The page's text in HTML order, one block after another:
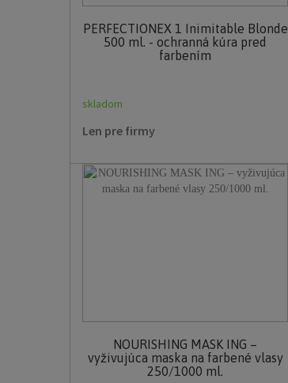
PERFECTIONEX 1 Inimitable Blonde
500 ml. - ochranná kúra pred
farbením
skladom
Len pre firmy
NOURISHING MASK ING –
vyživujúca maska na farbené vlasy
250/1000 ml.